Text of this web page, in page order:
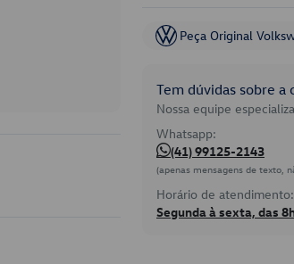
Peça Original
Tem dúvidas sobre
Nossa equipe
Whatsapp:
(41) 99125-2143
(apenas mensagens de texto,
Horário de atendimento:
Segunda à sexta, das